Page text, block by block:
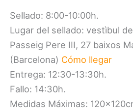
Sellado: 8:00-10:00h.
Lugar del sellado: vestìbul
Passeig Pere III, 27 baixos
(Barcelona) Cómo llegar
Entrega: 12:30-13:30h.
Fallo: 14:30h.
Medidas Máximas: